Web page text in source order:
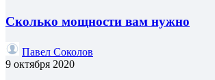
Сколько мощности вам нужно
Павел Соколов
9 октября 2020